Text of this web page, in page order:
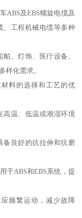
ABS及EBS螺旋电缆及
、工程机械电缆等多种
、灯饰、医疗设备、
样化需求。
料的选择和工艺的优
高温、低温或潮湿环境
备良好的抗拉伸和抗磨
于ABS和EBS系统，提
频繁运动，减少故障